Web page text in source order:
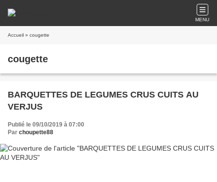
MENU
Accueil » cougette
cougette
BARQUETTES DE LEGUMES CRUS CUITS AU
VERJUS
Publié le 09/10/2019 à 07:00
Par choupette88